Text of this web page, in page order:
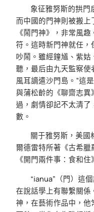
象征雅努斯的拱門
而中國的門神則被搬上
《鬧門神》，非常風
符。這時新門神就任
吵鬧。雖經鐘馗、紫
聽，最后由九天監察
風耳謫遣沙門島。”這
與蒲松齡的《聊齋志
過，劇情卻記不太清
數。
關于雅努斯，美國
爾德雷特所著《古希
《開門兩件事：食和
“ianua”（門）這
在說話學上有聯繫關
神，在藝術作品中，